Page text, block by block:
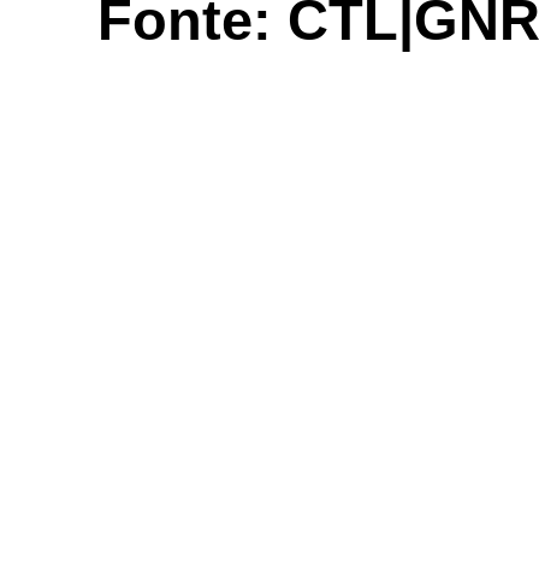
Fonte: CTL|GNR